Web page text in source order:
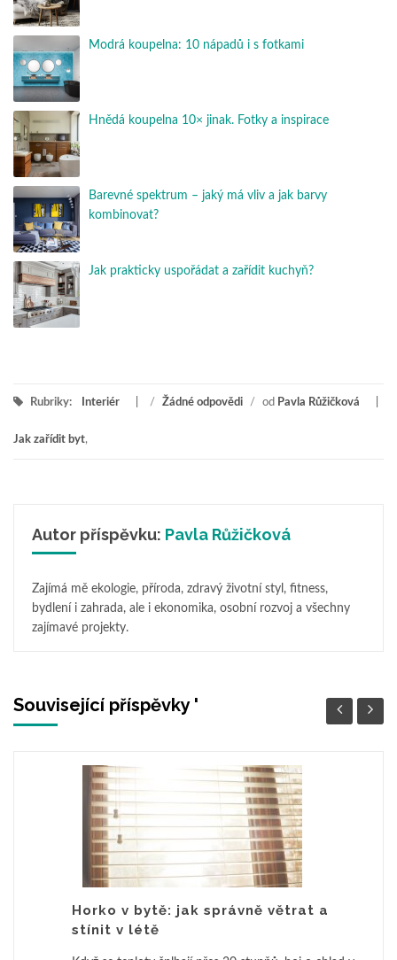
Modrá koupelna: 10 nápadů i s fotkami
Hnědá koupelna 10× jinak. Fotky a inspirace
Barevné spektrum – jaký má vliv a jak barvy
kombinovat?
Jak prakticky uspořádat a zařídit kuchyň?
Rubriky: Interiér / Žádné odpovědi / od Pavla Růžičková
Jak zařídit byt,
Autor příspěvku: Pavla Růžičková
Zajímá mě ekologie, příroda, zdravý životní styl, fitness,
bydlení i zahrada, ale i ekonomika, osobní rozvoj a všechny
zajímavé projekty.
Související příspěvky '
Horko v bytě: jak správně větrat a
stínit v létě